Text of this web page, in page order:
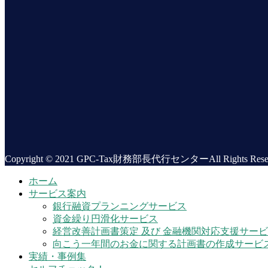
Copyright © 2021 GPC-Tax財務部長代行センターAll Rights
ホーム
サービス案内
銀行融資プランニングサービス
資金繰り円滑化サービス
経営改善計画書策定 及び 金融機関対応支援サー
向こう一年間のお金に関する計画書の作成サービ
実績・事例集